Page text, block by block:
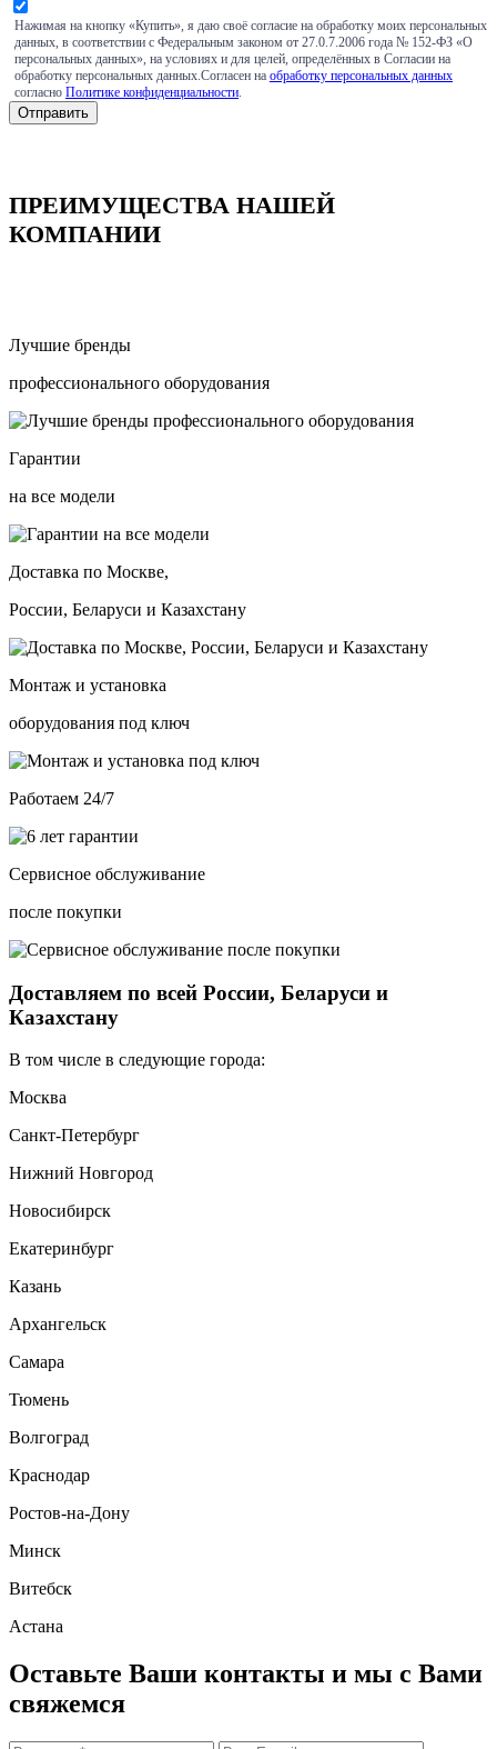
Нажимая на кнопку «Купить», я даю своё согласие на обработку моих персональных
данных, в соответствии с Федеральным законом от 27.0.7.2006 года № 152-ФЗ «О
персональных данных», на условиях и для целей, определённых в Согласии на
обработку персональных данных.Согласен на обработку персональных данных
согласно Политике конфиденциальности
ПРЕИМУЩЕСТВА НАШЕЙ
КОМПАНИИ
Лучшие бренды
профессионального оборудования
Гарантии
на все модели
Доставка по Москве,
России, Беларуси и Казахстану
Монтаж и установка
оборудования под ключ
Работаем 24/7
Сервисное обслуживание
после покупки
Доставляем по всей России, Беларуси и
Казахстану
В том числе в следующие города:
Москва
Санкт-Петербург
Нижний Новгород
Новосибирск
Екатеринбург
Казань
Архангельск
Самара
Тюмень
Волгоград
Краснодар
Ростов-на-Дону
Минск
Витебск
Астана
Оставьте Ваши контакты и мы с Вами
свяжемся